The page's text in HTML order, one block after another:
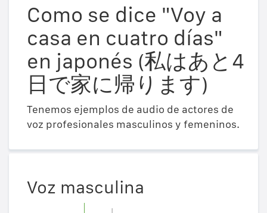
Como se dice "Voy a
casa en cuatro días"
en japonés (私はあと4
日で家に帰ります)
Tenemos ejemplos de audio de actores de
voz profesionales masculinos y femeninos.
Voz masculina